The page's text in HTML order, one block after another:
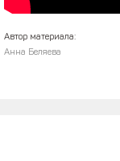
Автор материала:
Анна Беляева